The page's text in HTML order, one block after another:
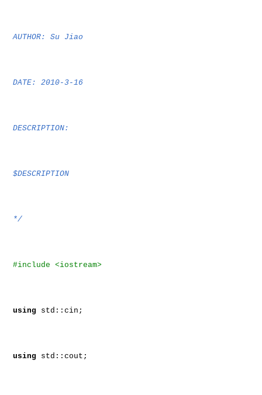
AUTHOR: Su Jiao
DATE: 2010-3-16
DESCRIPTION:
$DESCRIPTION
*/
#include <iostream>
using std::cin;
using std::cout;